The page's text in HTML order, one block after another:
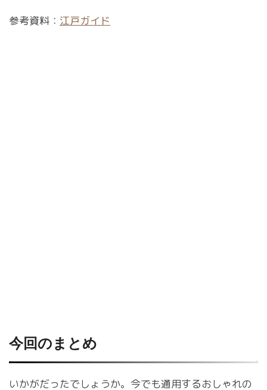
参考資料： 江戸ガイド
今回のまとめ
いかがだったでしょうか。今でも通用するおしゃれの